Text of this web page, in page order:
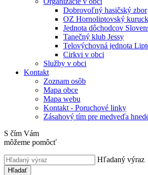
Dobrovoľný hasičský zbor
OZ Hornoliptovský
Jednota dôchodcov
Tanečný klub Jessy
Telovýchovná jednota
Cirkvi v obci
Služby v obci
Kontakt
Zoznam osôb
Mapa obce
Mapa webu
Kontakt - Poruchové linky
Zásahový tím pre medveďa
S čím Vám
môžeme pomôcť
Hľadaný výraz
Hľadať